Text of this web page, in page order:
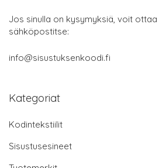
Jos sinulla on kysymyksiä, voit
sähköpostitse:
info@sisustuksenkoodi.fi
Kategoriat
Kodintekstiilit
Sisustusesineet